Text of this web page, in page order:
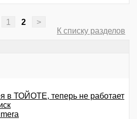
1
2
>
К списку разделов
в ТОЙОТЕ, теперь не работает